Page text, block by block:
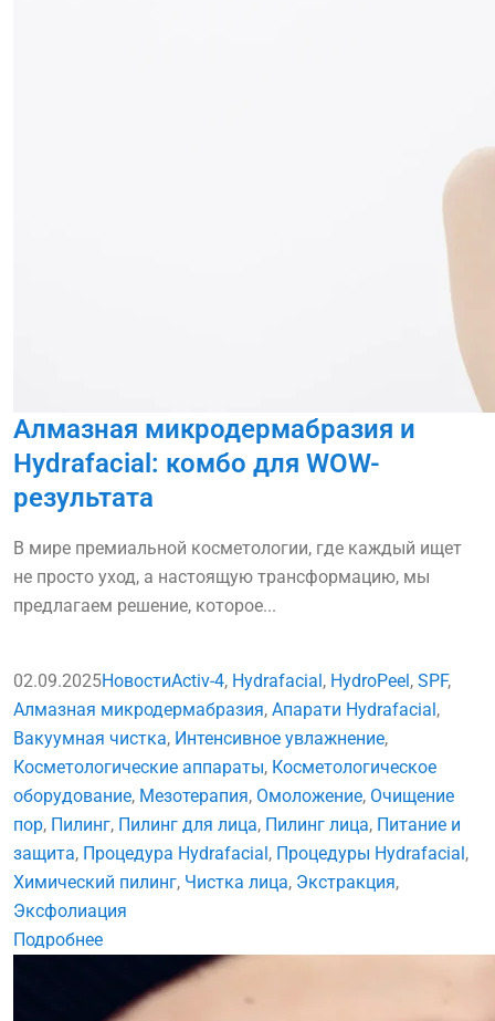
Алмазная микродермабразия и
Hydrafacial: комбо для WOW-
результата
В мире премиальной косметологии, где каждый ищет
не просто уход, а настоящую трансформацию, мы
предлагаем решение, которое...
02.09.2025НовостиActiv-4, Hydrafacial , HydroPeel , SPF,
Алмазная микродермабразия, Апарати Hydrafacial ,
Вакуумная чистка, Интенсивное увлажнение,
Косметологические аппараты, Косметологическое
оборудование, Мезотерапия, Омоложение, Очищение
пор, Пилинг, Пилинг для лица, Пилинг лица, Питание и
защита, Процедура Hydrafacial , Процедуры Hydrafacial ,
Химический пилинг, Чистка лица, Экстракция,
Эксфолиация
Подробнее